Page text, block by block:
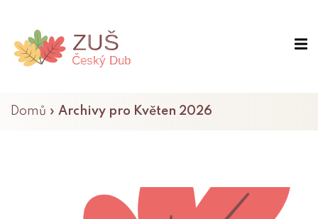
Domů » Archivy pro Květen 2026